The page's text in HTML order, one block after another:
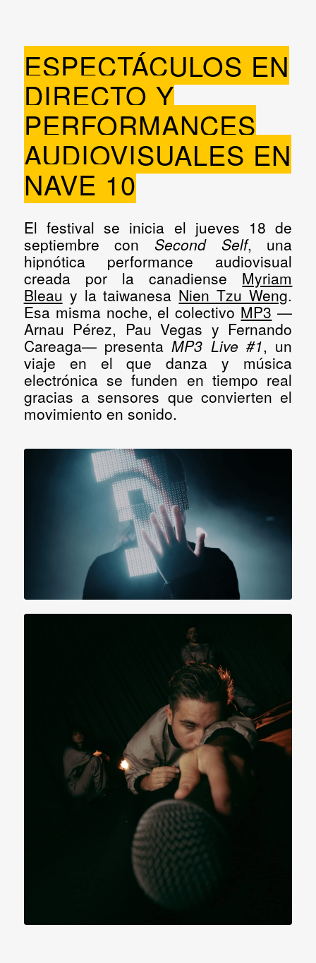
ESPECTÁCULOS EN
DIRECTO Y
PERFORMANCES
AUDIOVISUALES EN
NAVE 10
El festival se inicia el jueves 18 de
septiembre con Second Self, una
hipnótica performance audiovisual
creada por la canadiense Myriam
Bleau y la taiwanesa Nien Tzu Weng.
Esa misma noche, el colectivo MP3 —
Arnau Pérez, Pau Vegas y Fernando
Careaga— presentaMP3 Live #1, un
viaje en el que danza y música
electrónica se funden en tiempo real
gracias a sensores que convierten el
movimiento en sonido.